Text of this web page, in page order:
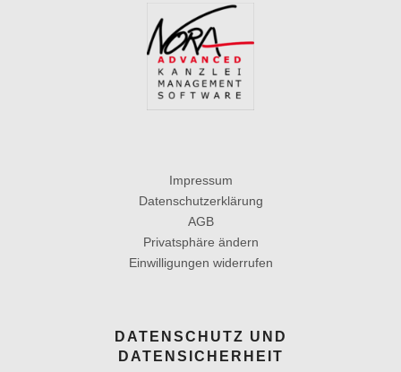
Impressum
Datenschutzerklärung
AGB
Privatsphäre ändern
Einwilligungen widerrufen
DATENSCHUTZ UND
DATENSICHERHEIT